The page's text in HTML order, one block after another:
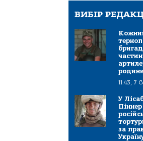
ВИБІР
11:43, 7
У
за